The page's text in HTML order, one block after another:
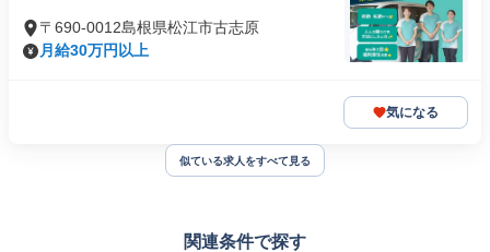
〒690-0012島根県松江市古志原
月給30万円以上
気になる
似ている求人をすべて見る
関連条件で探す